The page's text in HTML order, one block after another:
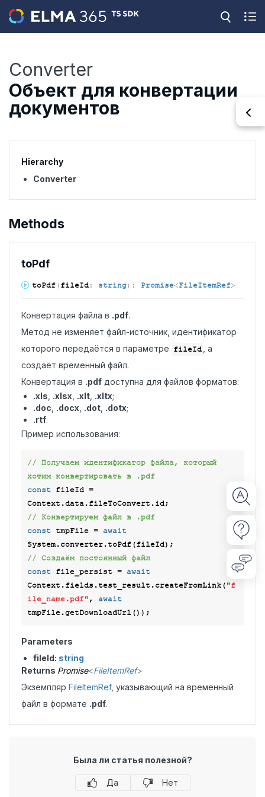
Converter
Объект для конвертации
документов
Hierarchy
Converter
Methods
toPdf
toPdf (fileId: string) : Promise<FileItemRef>
Конвертация файла в .pdf.
Метод не изменяет файл-источник, идентификатор
которого передаётся в параметре fileId
, а
создаёт временный файл.
Конвертация в .pdf доступна для файлов форматов:
.xls .xlsx .xlt .xltx;
.doc .docx .dot .dotx;
.rtf.
Пример использования:
// Получаем идентификатор файла, который
хотим конвертировать в .pdf
const fileId =
// Конвертируем файл в .pdf
const tmpFile = await
// Создаём постоянный файл
const file_persist = await
Context.fields.test_result.createFromLink("f
ile_name.pdf", await
Parameters
fileId: string
Returns Promise<FileItemRef>
Экземпляр FileItemRef, указывающий на временный
файл в формате .pdf.
Была ли статья полезной?
Да Нет